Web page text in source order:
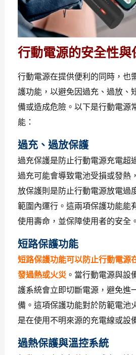
行動電源的安全性與
行動電源在提供便利的同時，也
護功能，以避免因過充、過放、
備或造成危險。以下是行動電源
能：
過充、過放保護
過充保護是防止行動電源充電超
過充可能會導致電池受損或發熱
放保護則是防止行動電源放電過
範圍內運行。這兩項保護功能能
使用壽命，並保障使用者的安全。
短路保護功能
短路保護功能可以防止行動電源
發過熱或火災。當行動電源與設
護系統會立即切斷電源，避免進
備。這項保護功能對於防範電池
是在使用不明來源的充電線或設
過熱保護與溫控系統